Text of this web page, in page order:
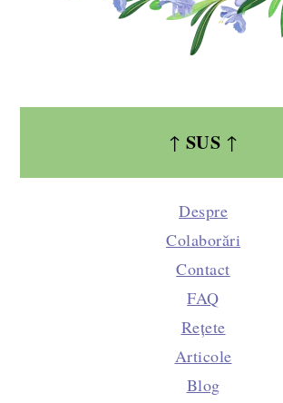
↑ SUS ↑
Despre
Colaborări
Contact
FAQ
Rețete
Articole
Blog